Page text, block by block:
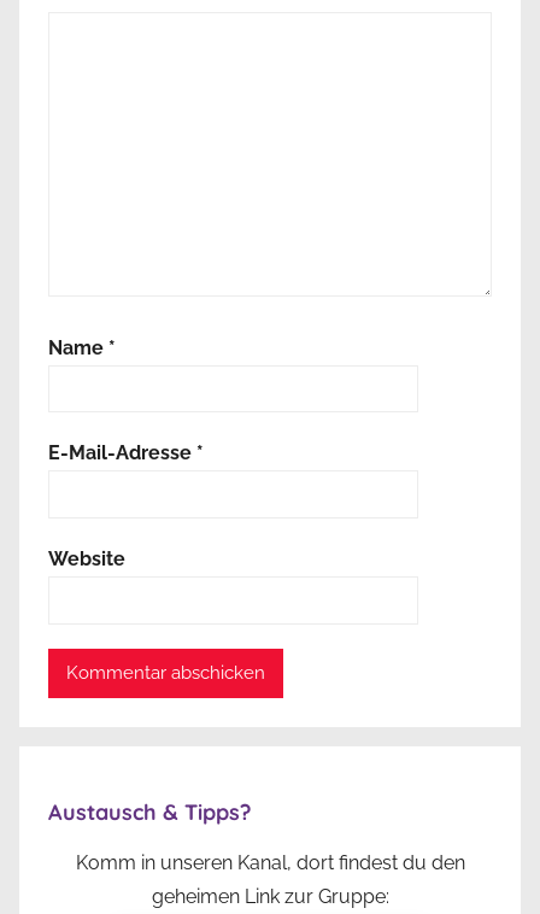
Name *
E-Mail-Adresse *
Website
Austausch & Tipps?
Komm in unseren Kanal, dort findest du den
geheimen Link zur Gruppe: